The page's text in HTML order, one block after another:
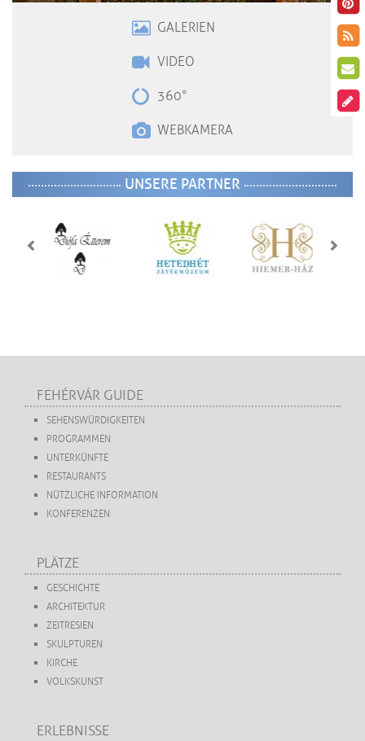
GALERIEN
VIDEO
360°
WEBKAMERA
UNSERE PARTNER
FEHÉRVÁR GUIDE
SEHENSWÜRDIGKEITEN
PROGRAMMEN
UNTERKÜNFTE
RESTAURANTS
NÜTZLICHE INFORMATION
KONFERENZEN
PLÄTZE
GESCHICHTE
ARCHITEKTUR
ZEITRESIEN
SKULPTUREN
KIRCHE
VOLKSKUNST
ERLEBNISSE